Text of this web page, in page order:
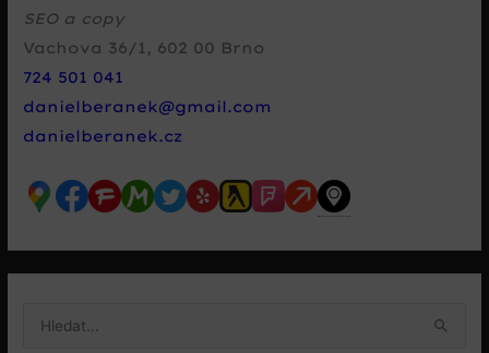
SEO a copy
Vachova 36/1 , 602 00 Brno
724 501 041
danielberanek@gmail.com
danielberanek.cz